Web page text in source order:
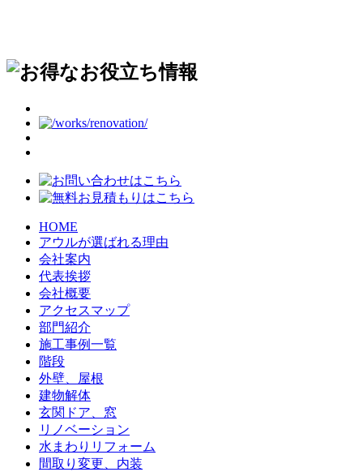
HOME
アウルが選ばれる理由
会社案内
代表挨拶
会社概要
アクセスマップ
部門紹介
施工事例一覧
階段
外壁、屋根
建物解体
玄関ドア、窓
リノベーション
水まわりリフォーム
間取り変更、内装